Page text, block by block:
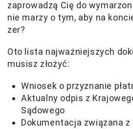
zaprowadzą Cię do
nie marzy o tym, aby na
zer?
Oto lista najważniejszych
musisz złożyć:
Wniosek o przyznanie
Aktualny odpis z
Sądowego
Dokumentacja związana